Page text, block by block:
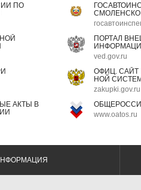
ПО
ПОРТАЛ
ved.gov.ru
ОФИЦ.
НОЙ
zakupki.gov.ru
АКТЫ В
www.oatos.ru